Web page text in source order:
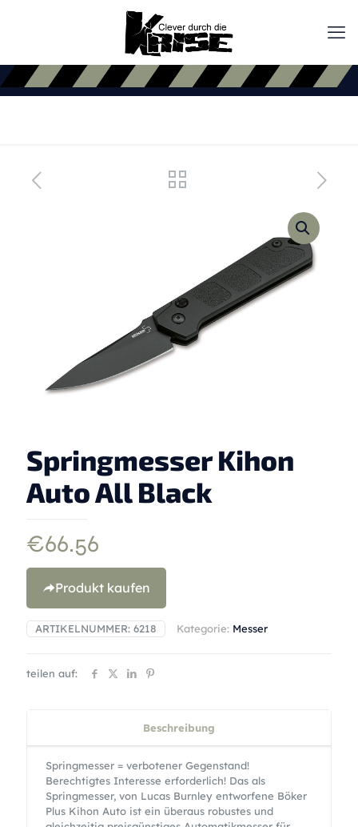
Springmesser Kihon
Auto All Black
€66.56
Produkt kaufen
ARTIKELNUMMER: 6218 Kategorie: Messer
teilen auf:
Beschreibung
Springmesser = verbotener Gegenstand!
Berechtigtes Interesse erforderlich! Das als
Springmesser, von Lucas Burnley entworfene Böker
Plus Kihon Auto ist ein überaus robustes und